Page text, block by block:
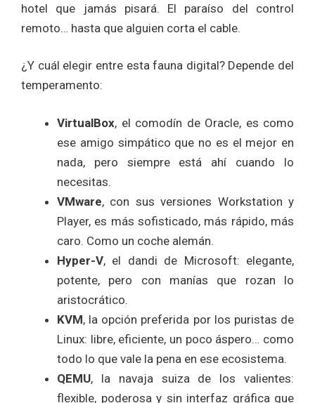
hotel que jamás pisará. El paraíso del control
remoto… hasta que alguien corta el cable.
¿Y cuál elegir entre esta fauna digital? Depende del
temperamento:
VirtualBox, el comodín de Oracle, es como
ese amigo simpático que no es el mejor en
nada, pero siempre está ahí cuando lo
necesitas.
VMware, con sus versiones Workstation y
Player, es más sofisticado, más rápido, más
caro. Como un coche alemán.
Hyper-V, el dandi de Microsoft: elegante,
potente, pero con manías que rozan lo
aristocrático.
KVM, la opción preferida por los puristas de
Linux: libre, eficiente, un poco áspero… como
todo lo que vale la pena en ese ecosistema.
QEMU, la navaja suiza de los valientes:
flexible, poderosa y sin interfaz gráfica que